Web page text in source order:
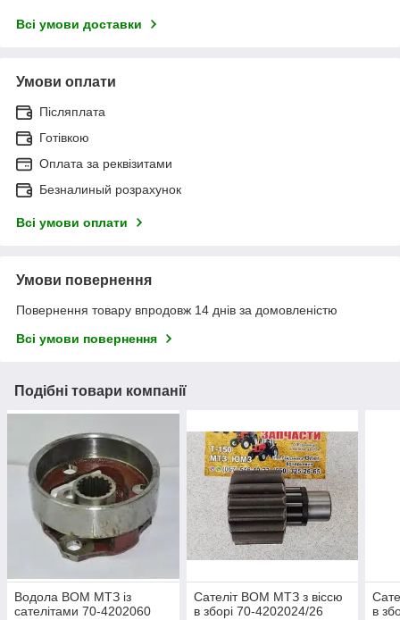
Всі умови доставки
Умови оплати
Післяплата
Готівкою
Оплата за реквізитами
Безналиный розрахунок
Всі умови оплати
Умови повернення
Повернення товару впродовж 14 днів за домовленістю
Всі умови повернення
Подібні товари компанії
Водола ВОМ МТЗ із
сателітами 70-4202060
Сателіт ВОМ МТЗ з віссю
в зборі 70-4202024/26
в